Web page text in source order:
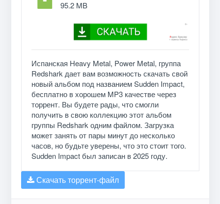
95.2 MB
Испанская Heavy Metal, Power Metal, группа
Redshark дает вам возможность скачать свой
новый альбом под названием Sudden Impact,
бесплатно в хорошем MP3 качестве через
торрент. Вы будете рады, что смогли
получить в свою коллекцию этот альбом
группы Redshark одним файлом. Загрузка
может занять от пары минут до несколько
часов, но будьте уверены, что это стоит того.
Sudden Impact был записан в 2025 году.
Скачать торрент-файл